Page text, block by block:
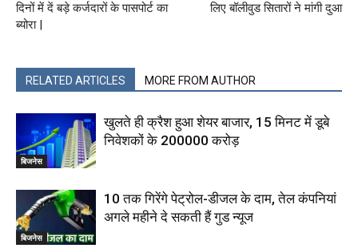
दिनों में दें बड़े कर्जदारों के पासपोर्ट का
ब्योरा |
लिए बॉलीवुड सितारों ने मांगी दुआ
RELATED ARTICLES MORE FROM AUTHOR
बिजनेस
खुलते ही क्रैश हुआ शेयर बाजार, 15 मिनट में डूबे
निवेशकों के ₹200000 करोड़
बिजनेस
10 तक गिरेंगे पेट्रोल-डीजल के दाम, तेल कंपनियां
अगले महीने दे सकती हैं गुड न्यूज